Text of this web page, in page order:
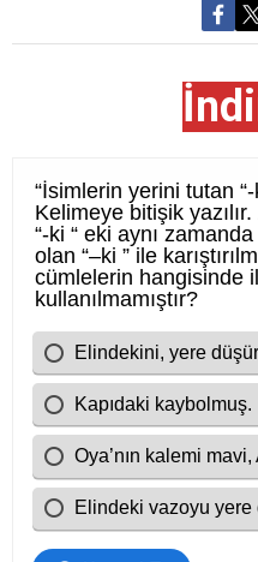
Cevap Anahtarı
D